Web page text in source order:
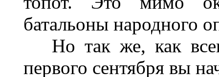
батальоны народного
Но так же, как
первого сентября вы